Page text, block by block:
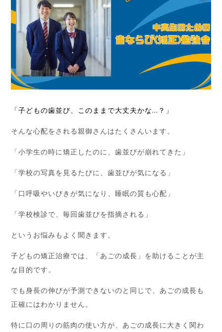
「子どもの歯並び、このままで大丈夫かな…？」
そんな心配をされる親御さんはたくさんいます。
「小学生の時に矯正したのに、歯並びが崩れてきた」
「学校の写真を見るたびに、歯並びが気になる」
「口呼吸やいびきが気になり、睡眠の質も心配」
「学校検診で、毎回歯並びを指摘される」
というお悩みもよく聞きます。
子どもの矯正治療では、「あごの成長」を助けることが主
な目的です。
でも身長の伸びが予測できないのと同じで、あごの成長も
正確にはわかりません。
特に口の周りの筋肉の使い方が、あごの成長に大きく関わ